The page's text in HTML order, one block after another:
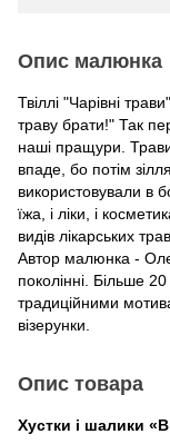
Опис малюнка
Твіллі "Чарівні
траву брати!" Так
наші пращури.
впаде, бо потім
використовували в
їжа, і ліки, і
видів лікарських
Автор малюнка -
поколінні. Більше
традиційними
візерунки.
Опис товара
Хустки і шалики